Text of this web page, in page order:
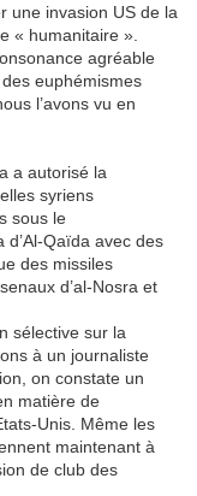
une invasion US de la
« humanitaire ».
agréable
euphémismes
l’avons vu en
a autorisé la
syriens
sous le
Qaïda avec des
des missiles
d’al-Nosra et
sélective sur la
à un journaliste
on constate un
matière de
Unis. Même les
maintenant à
de club des